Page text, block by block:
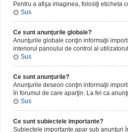
Pentru a afişa imaginea, folosiţi eticheta
Sus
Ce sunt anunţurile globale?
Anunţurile globale conţin informaţii
interiorul panoului de control al
Sus
Ce sunt anunţurile?
Anunţurile deseori conţin informaţii
în forumul de care aparţin. La fel ca
Sus
Ce sunt subiectele importante?
Subiectele importante apar sub anunţuri